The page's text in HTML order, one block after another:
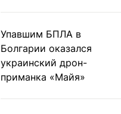
Упавшим БПЛА в
Болгарии оказался
украинский дрон-
приманка «Майя»